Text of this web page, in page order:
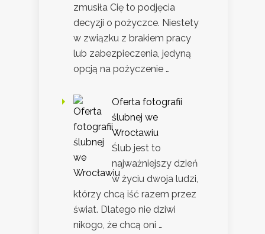
zmusiła Cię to podjęcia
decyzji o pożyczce. Niestety
w związku z brakiem pracy
lub zabezpieczenia, jedyną
opcją na pożyczenie …
Oferta fotografii
ślubnej we
Wrocławiu
Ślub jest to
najważniejszy dzień
w życiu dwoja ludzi,
którzy chcą iść razem przez
świat. Dlatego nie dziwi
nikogo, że chcą oni …